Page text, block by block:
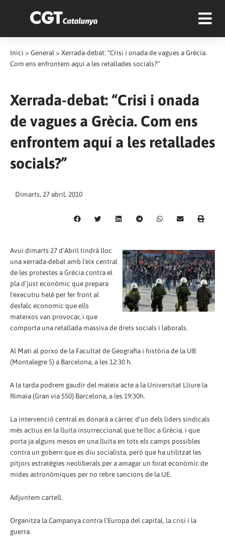
Inici > General > Xerrada-debat: “Crisi i onada de vagues a Grècia.
Com ens enfrontem aquí a les retallades socials?”
Xerrada-debat: “Crisi i onada
de vagues a Grècia. Com ens
enfrontem aquí a les retallades
socials?”
Dimarts, 27 abril, 2010
Avui dimarts 27 d'Abril tindrà lloc
una xerrada-debat amb l'eix central
de les protestes a Grècia contra el
pla d'just econòmic que prepara
l'executiu helè per fer front al
desfalc economic que ells
mateixos van provocar, i que
comporta una retallada massiva de drets socials i laborals.
Al Mati al porxo de la Facultat de Geografia i història de la UB
(Montalegre 5) a Barcelona, a les 12:30 h.
A la tarda podrem gaudir del mateix acte a la Universitat Lliure la
Rimaia (Gran via 550) Barcelona, a les 19:30h.
La intervenció central es donarà a càrrec d'un dels liders sindicals
més actius en la lluita insurreccional que te lloc a Grècia, i que
porta ja alguns mesos en una lluita en tots els camps possibles
contra un gobern que es diu socialista, però que ha utilitzat les
pitjors estratègies neoliberals per a amagar un forat econòmic de
mides astronòmiques per no rebre sancions de la UE.
Adjuntem cartell.
Organitza la Campanya contra l'Europa del capital, la crisi i la
guerra.